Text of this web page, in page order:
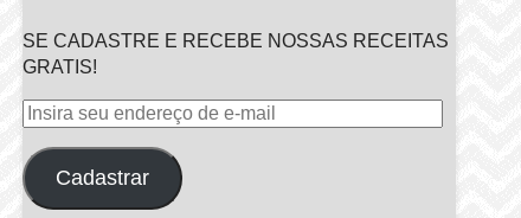
SE CADASTRE E RECEBE NOSSAS RECEITAS
GRATIS!
Insira
endereço
de
Cadastrar